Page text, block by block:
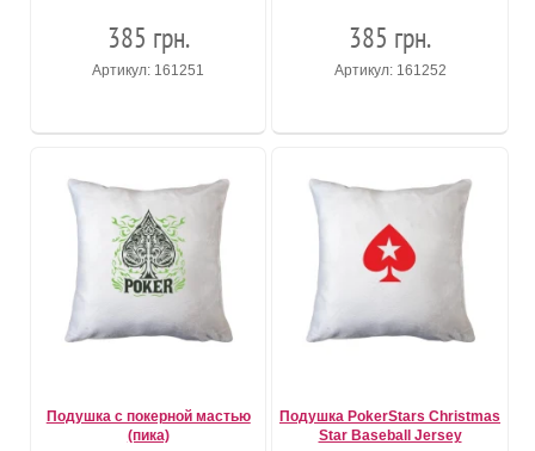
385 грн.
Артикул: 161251
385 грн.
Артикул: 161252
Подушка с покерной мастью
(пика)
Подушка PokerStars Christmas
Star Baseball Jersey